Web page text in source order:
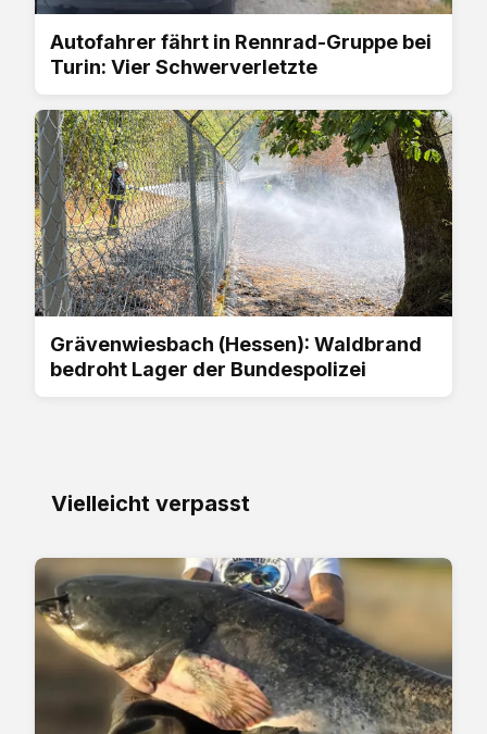
Autofahrer fährt in Rennrad-Gruppe bei
Turin: Vier Schwerverletzte
Grävenwiesbach (Hessen): Waldbrand
bedroht Lager der Bundespolizei
Vielleicht verpasst